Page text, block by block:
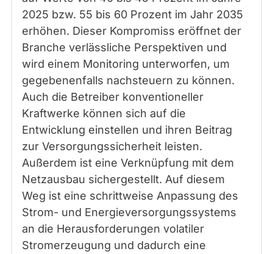
2025 bzw. 55 bis 60 Prozent im Jahr 2035
erhöhen. Dieser Kompromiss eröffnet der
Branche verlässliche Perspektiven und
wird einem Monitoring unterworfen, um
gegebenenfalls nachsteuern zu können.
Auch die Betreiber konventioneller
Kraftwerke können sich auf die
Entwicklung einstellen und ihren Beitrag
zur Versorgungssicherheit leisten.
Außerdem ist eine Verknüpfung mit dem
Netzausbau sichergestellt. Auf diesem
Weg ist eine schrittweise Anpassung des
Strom- und Energieversorgungssystems
an die Herausforderungen volatiler
Stromerzeugung und dadurch eine